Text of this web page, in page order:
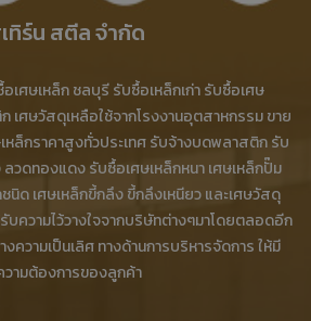
รับซื้อเศษเหล็กปั๊ม
ร้านรับซื้อเศษเหล็กปั๊ม
ร้านประมูลเศษเหล็กปั๊ม
โรงงานรับซื้อเศษเหล็กปั๊ม
เศษเหล็กปั๊ม บ้านบึง
เศษเหล็กปั๊ม ศรีราชา
เศษเหล็กปั๊ม พนัสนิคม
ทิร์น สตีล จำกัด
เศษเหล็ก ชลบุรี รับซื้อเหล็กเก่า รับซื้อเศษ
เศษวัสดุเหลือใช้จากโรงงานอุตสาหกรรม ขาย
หล็กราคาสูงทั่วประเทศ รับจ้างบดพลาสติก รับ
วดทองแดง รับซื้อเศษเหล็กหนา เศษเหล็กปั๊ม
ชนิด เศษเหล็กขี้กลึง ขี้กลึงเหนียว และเศษวัสดุ
บความไว้วางใจจากบริษัทต่างๆมาโดยตลอดอีก
ความเป็นเลิศ ทางด้านการบริหารจัดการ ให้มี
ามต้องการของลูกค้า